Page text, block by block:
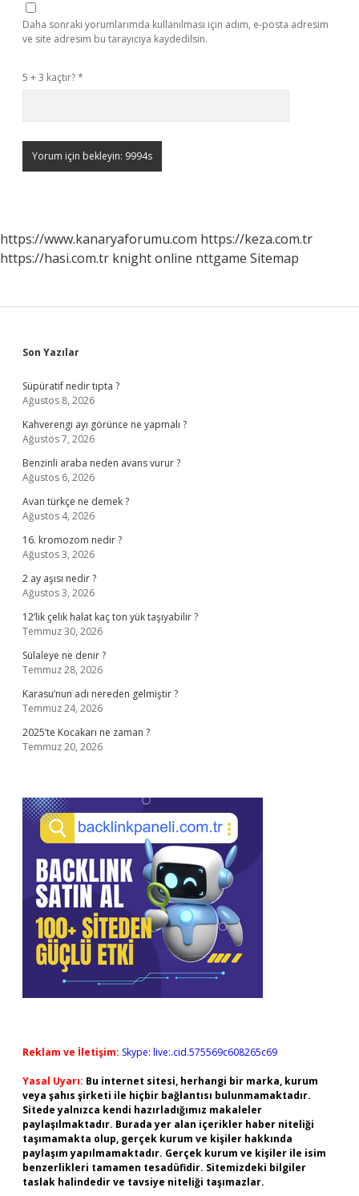
Daha sonraki yorumlarımda kullanılması için adım, e-posta adresim
ve site adresim bu tarayıcıya kaydedilsin.
5 + 3 kaçtır?*
https://www.kanaryaforumu.com https://keza.com.tr
https://hasi.com.tr knight online nttgame Sitemap
Sidebar
Son Yazılar
Süpüratif nedir tıpta ?
Ağustos 8, 2026
Kahverengi ayı görünce ne yapmalı ?
Ağustos 7, 2026
Benzinli araba neden avans vurur ?
Ağustos 6, 2026
Avan türkçe ne demek ?
Ağustos 4, 2026
16. kromozom nedir ?
Ağustos 3, 2026
2 ay aşısı nedir ?
Ağustos 3, 2026
12’lik çelik halat kaç ton yük taşıyabilir ?
Temmuz 30, 2026
Sülaleye ne denir ?
Temmuz 28, 2026
Karasu’nun adı nereden gelmiştir ?
Temmuz 24, 2026
2025’te Kocakarı ne zaman ?
Temmuz 20, 2026
Reklam ve İletişim: Skype: live:.cid.575569c608265c69
Yasal Uyarı: Bu internet sitesi, herhangi bir marka, kurum
veya şahıs şirketi ile hiçbir bağlantısı bulunmamaktadır.
Sitede yalnızca kendi hazırladığımız makaleler
paylaşılmaktadır. Burada yer alan içerikler haber niteliği
taşımamakta olup, gerçek kurum ve kişiler hakkında
paylaşım yapılmamaktadır. Gerçek kurum ve kişiler ile isim
benzerlikleri tamamen tesadüfidir. Sitemizdeki bilgiler
taslak halindedir ve tavsiye niteliği taşımazlar.